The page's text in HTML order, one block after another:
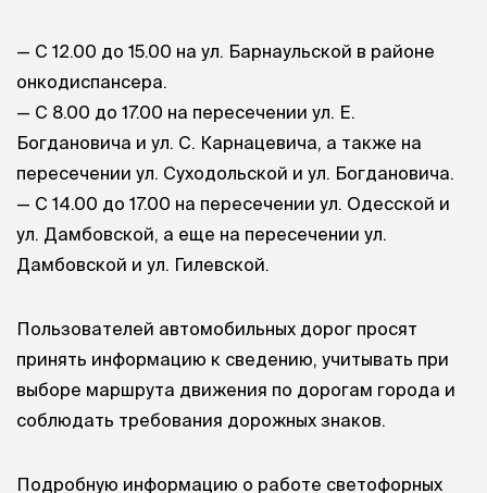
— С 12.00 до 15.00 на ул. Барнаульской в районе
онкодиспансера.
— С 8.00 до 17.00 на пересечении ул. Е.
Богдановича и ул. С. Карнацевича, а также на
пересечении ул. Суходольской и ул. Богдановича.
— С 14.00 до 17.00 на пересечении ул. Одесской и
ул. Дамбовской, а еще на пересечении ул.
Дамбовской и ул. Гилевской.
Пользователей автомобильных дорог просят
принять информацию к сведению, учитывать при
выборе маршрута движения по дорогам города и
соблюдать требования дорожных знаков.
Подробную информацию о работе светофорных